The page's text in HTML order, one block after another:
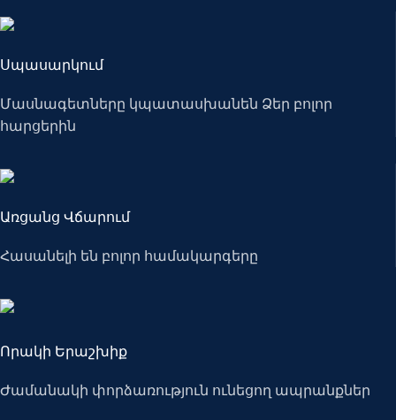
Սպասարկում
Մասնագետները կպատասխանեն Ձեր բոլոր
հարցերին
Առցանց Վճարում
Հասանելի են բոլոր համակարգերը
Որակի Երաշխիք
Ժամանակի փորձառություն ունեցող ապրանքներ